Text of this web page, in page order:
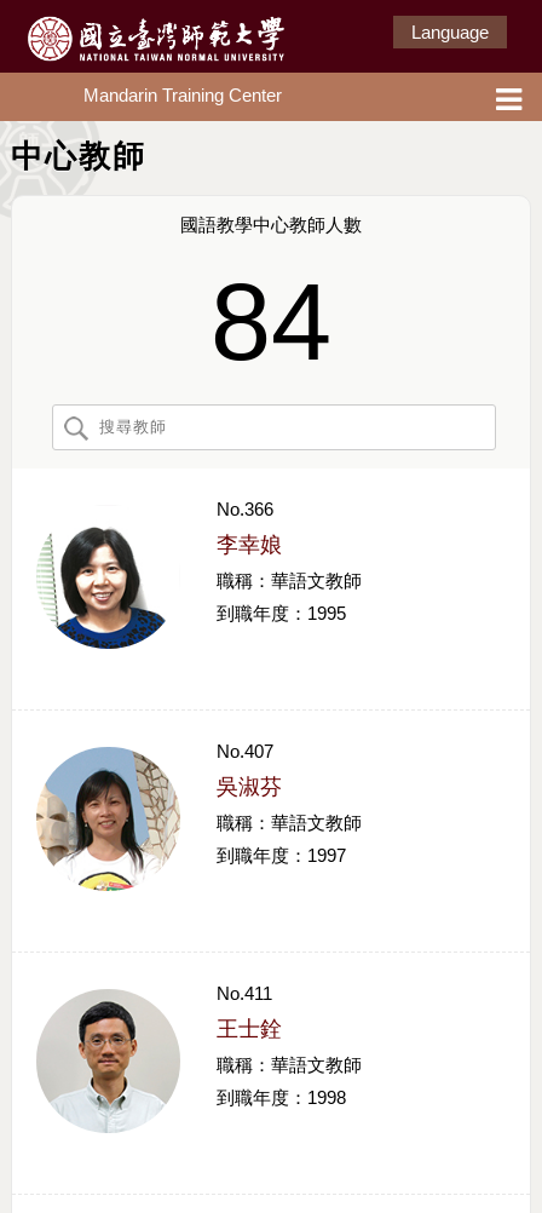
Language
Mandarin Training Center
中心教師
國語教學中心教師人數
84
No.366
李幸娘
職稱：華語文教師
到職年度：1995
No.407
吳淑芬
職稱：華語文教師
到職年度：1997
No.411
王士銓
職稱：華語文教師
到職年度：1998